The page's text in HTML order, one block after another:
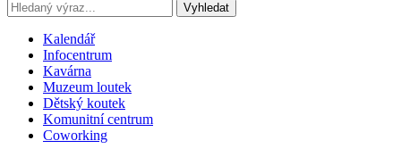
Vyhledat
Kalendář
Infocentrum
Kavárna
Muzeum loutek
Dětský koutek
Komunitní centrum
Coworking